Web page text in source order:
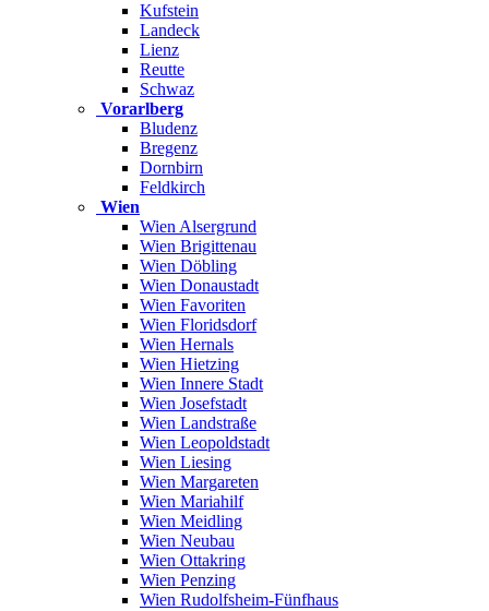
Kufstein
Landeck
Lienz
Reutte
Schwaz
Vorarlberg
Bludenz
Bregenz
Dornbirn
Feldkirch
Wien
Wien Alsergrund
Wien Brigittenau
Wien Döbling
Wien Donaustadt
Wien Favoriten
Wien Floridsdorf
Wien Hernals
Wien Hietzing
Wien Innere Stadt
Wien Josefstadt
Wien Landstraße
Wien Leopoldstadt
Wien Liesing
Wien Margareten
Wien Mariahilf
Wien Meidling
Wien Neubau
Wien Ottakring
Wien Penzing
Wien Rudolfsheim-Fünfhaus